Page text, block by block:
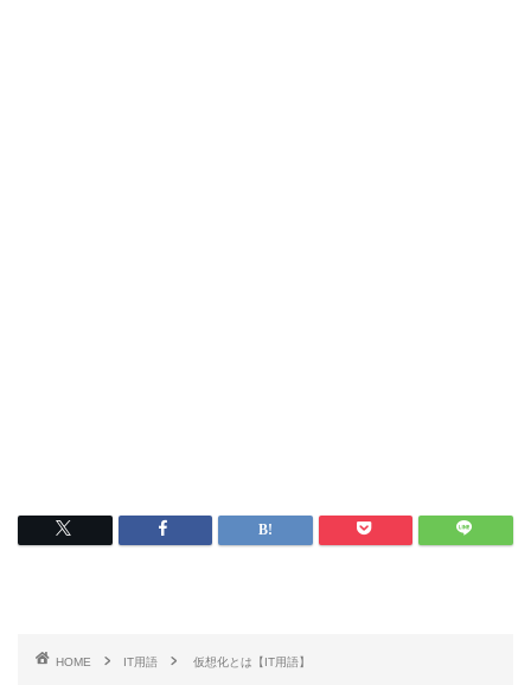
HOME IT用語 仮想化とは【IT用語】